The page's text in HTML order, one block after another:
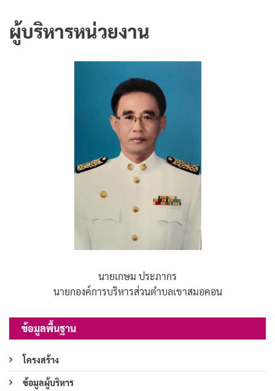
ผู้บริหารหน่วยงาน
นายเกษม ประภากร
นายกองค์การบริหารส่วนตำบลเขาสมอคอน
ข้อมูลพื้นฐาน
โครงสร้าง
ข้อมูลผู้บริหาร